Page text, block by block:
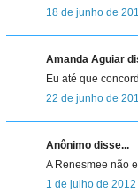
18 de junho de
Amanda Aguiar
Eu até que
22 de junho de
Anônimo disse...
A Renesmee não
1 de julho de